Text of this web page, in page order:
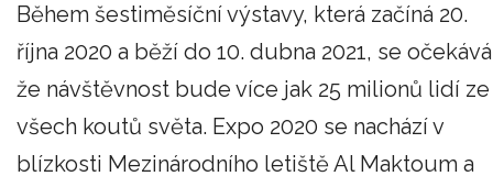
Během šestiměsíční výstavy, která začíná 20.
října 2020 a běží do 10. dubna 2021, se
že návštěvnost bude více jak 25 milionů lidí ze
všech koutů světa. Expo 2020 se nachází v
blízkosti Mezinárodního letiště Al Maktoum a